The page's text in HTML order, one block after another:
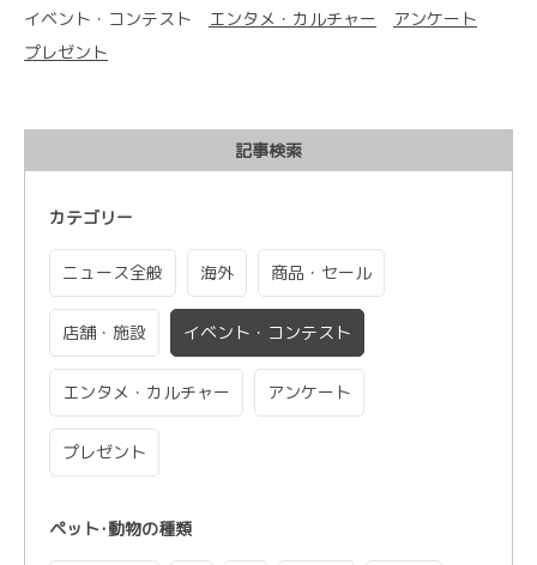
イベント・コンテスト エンタメ・カルチャー
アンケート
プレゼント
記事検索
カテゴリー
ニュース全般 海外 商品・セール
店舗・施設 イベント・コンテスト
エンタメ・カルチャー アンケート
プレゼント
ペット･動物の種類